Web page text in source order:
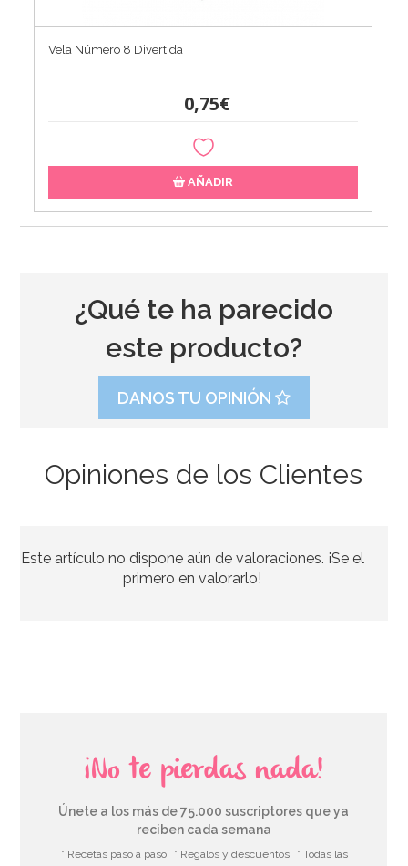
Vela Número 8 Divertida
0,75€
AÑADIR
0,99€
¿Qué te ha parecido
este producto?
DANOS TU OPINIÓN
Opiniones de los Clientes
Este artículo no dispone aún de valoraciones. ¡Se el
primero en valorarlo!
¡No te pierdas nada!
Únete a los más de 75.000 suscriptores que ya
reciben cada semana
* Recetas paso a paso * Regalos y descuentos
* Todas las